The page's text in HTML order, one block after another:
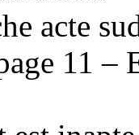
acte
11